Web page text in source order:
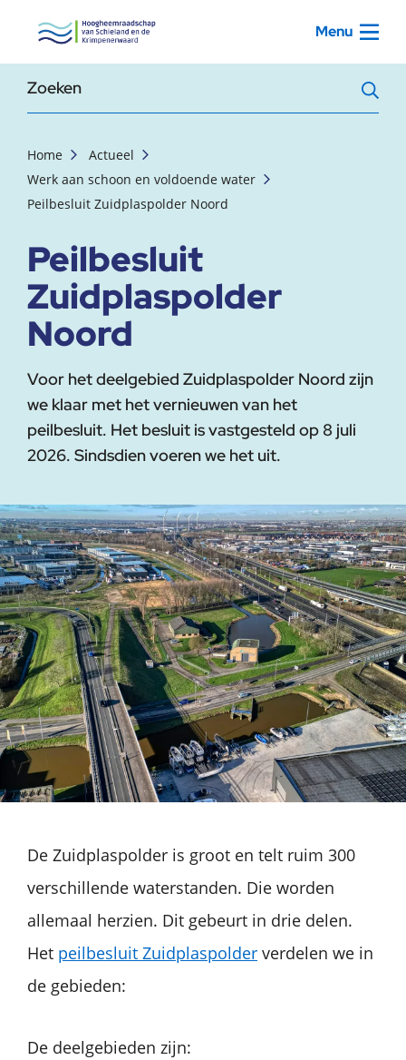
, startpagina Menu
Zoekterm
Home
Actueel
Werk aan schoon en voldoende water
Peilbesluit Zuidplaspolder Noord
Peilbesluit
Zuidplaspolder
Noord
Voor het deelgebied Zuidplaspolder Noord zijn
we klaar met het vernieuwen van het
peilbesluit. Het besluit is vastgesteld op 8 juli
2026. Sindsdien voeren we het uit.
De Zuidplaspolder is groot en telt ruim 300
verschillende waterstanden. Die worden
allemaal herzien. Dit gebeurt in drie delen.
Het peilbesluit Zuidplaspolder verdelen we in
de gebieden:
De deelgebieden zijn: